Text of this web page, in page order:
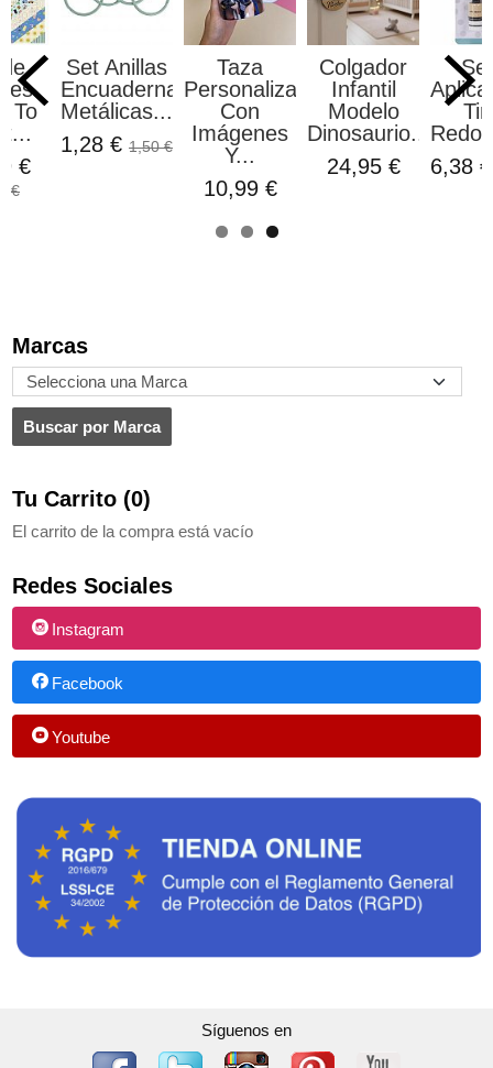
Marcas
Tu Carrito (0)
El carrito de la compra está vacío
Redes Sociales
Instagram
Facebook
Youtube
To
€
€
Set Anillas
Encuadernación
Metálicas...
1,28 € 1,50 €
Taza
Personalizada
Con
Imágenes
Y...
10,99 €
Colgador
Infantil
Modelo
Dinosaurio...
24,95 €
6,38
Síguenos en